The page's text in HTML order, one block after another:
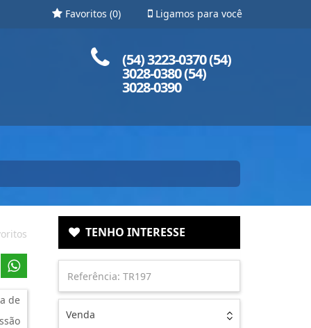
Ligamos para você
Favoritos (0)
(54) 3223-0370 (54)
3028-0380 (54)
3028-0390
de
TENHO INTERESSE
Venda